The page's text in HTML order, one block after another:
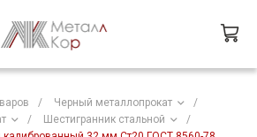
/ Черный металлопрокат
/
/ Шестигранник стальной
/